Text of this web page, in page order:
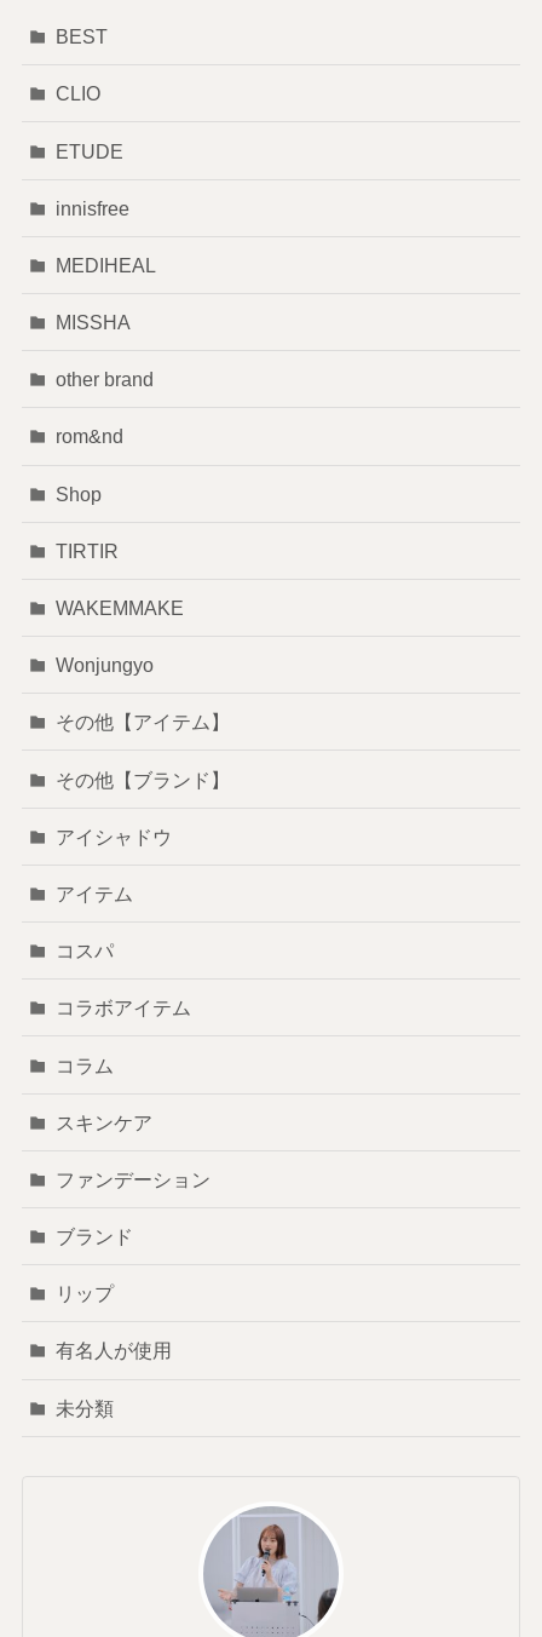
BEST
CLIO
ETUDE
innisfree
MEDIHEAL
MISSHA
other brand
rom&nd
Shop
TIRTIR
WAKEMMAKE
Wonjungyo
その他【アイテム】
その他【ブランド】
アイシャドウ
アイテム
コスパ
コラボアイテム
コラム
スキンケア
ファンデーション
ブランド
リップ
有名人が使用
未分類